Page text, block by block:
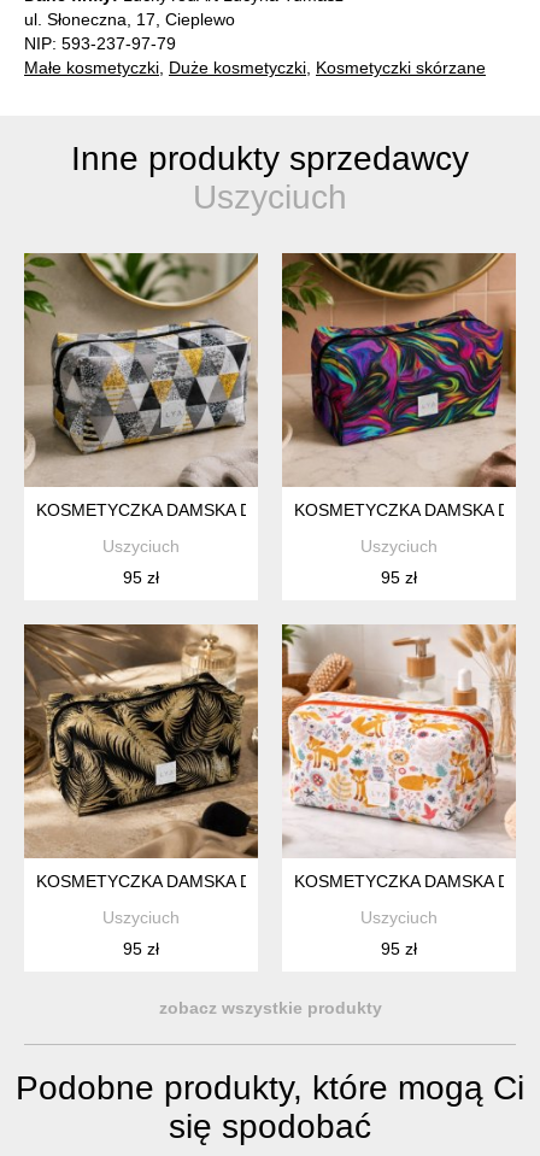
ul. Słoneczna, 17, Cieplewo
NIP: 593-237-97-79
Małe kosmetyczki Duże kosmetyczki Kosmetyczki skórzane
Inne produkty sprzedawcy
Uszyciuch
KOSMETYCZKA DAMSKA DUŻA KOSMETYCZKA PODRÓŻNA
Uszyciuch
95 zł
KOSMETYCZKA DAMSKA
Uszyciuch
95 zł
KOSMETYCZKA DAMSKA DUŻA KOSMETYCZKA PODRÓŻNA
Uszyciuch
95 zł
KOSMETYCZKA DAMSKA
Uszyciuch
95 zł
zobacz wszystkie produkty
Podobne produkty, które mogą Ci
się spodobać